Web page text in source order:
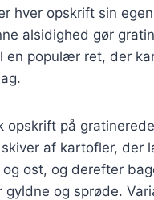
hver opskrift sin
alsidighed gør
en populær ret, der
opskrift på
af kartofler, der
ost, og derefter
gyldne og sprøde.